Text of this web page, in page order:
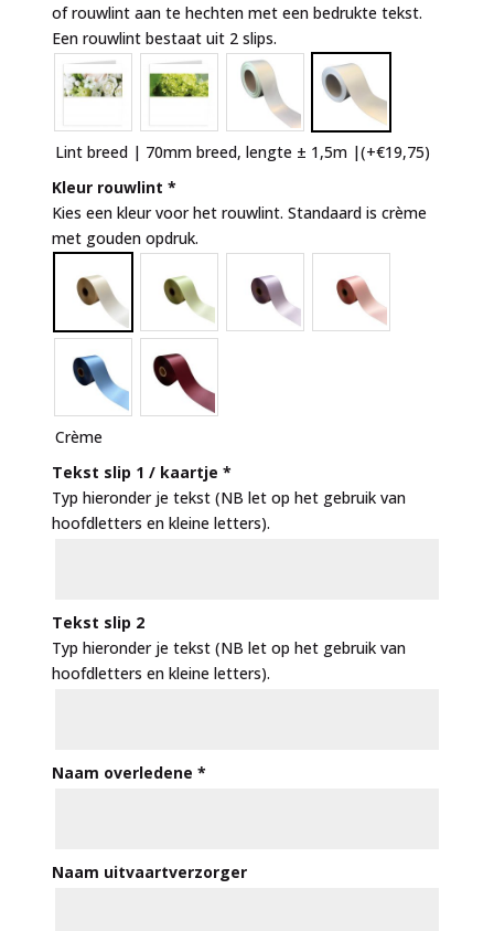
of rouwlint aan te hechten met een bedrukte tekst.
Een rouwlint bestaat uit 2 slips.
Lint breed | 70mm breed, lengte ± 1,5m |(+€19,75)
Kleur rouwlint *
Kies een kleur voor het rouwlint. Standaard is crème
met gouden opdruk.
Crème
Tekst slip 1 / kaartje *
Typ hieronder je tekst (NB let op het gebruik van
hoofdletters en kleine letters).
Tekst slip 2
Typ hieronder je tekst (NB let op het gebruik van
hoofdletters en kleine letters).
Naam overledene *
Naam uitvaartverzorger